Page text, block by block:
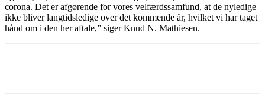
corona. Det er afgørende for vores velfærdssamfund, at de nyledige
ikke bliver langtidsledige over det kommende år, hvilket vi har taget
hånd om i den her aftale,” siger Knud N. Mathiesen.